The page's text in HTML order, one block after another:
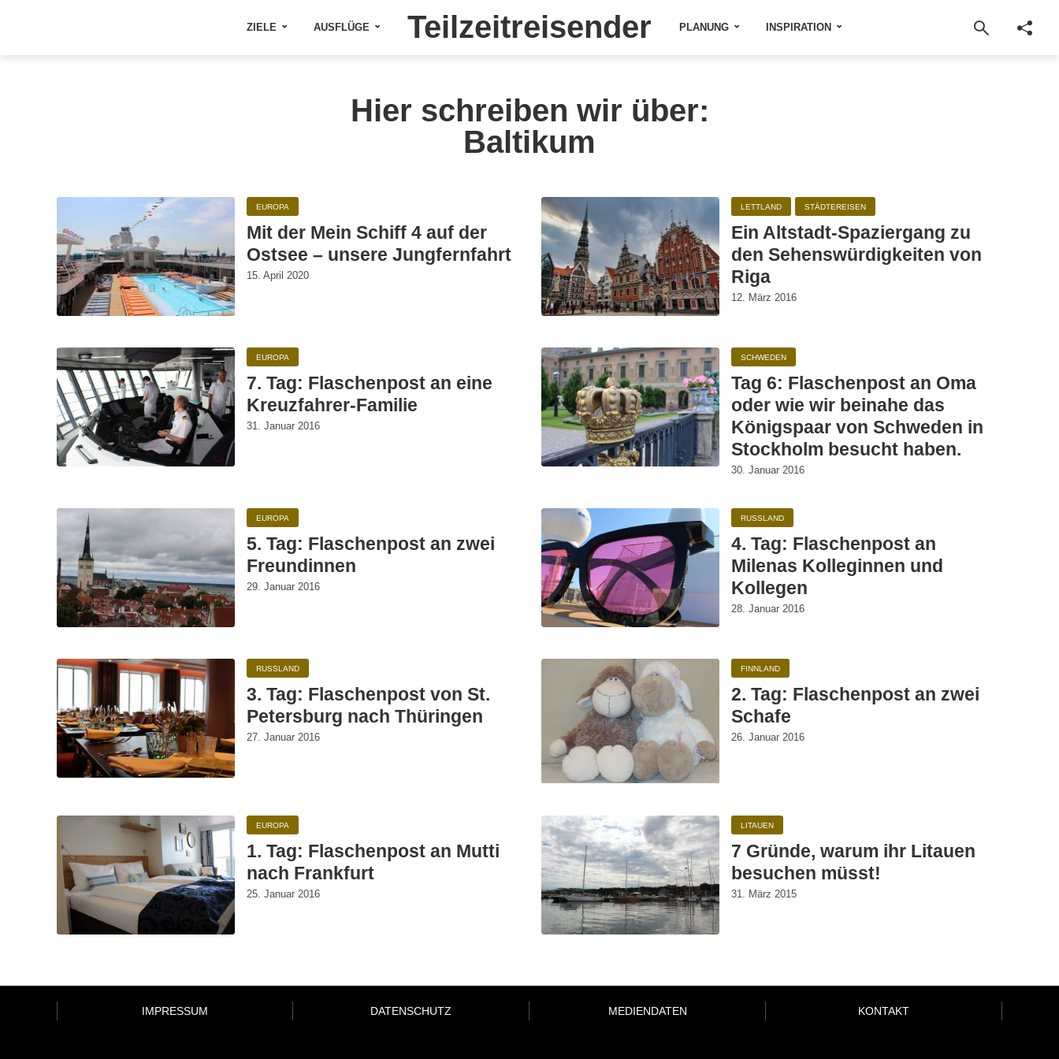
ZIELE AUSFLÜGE Teilzeitreisender PLANUNG INSPIRATION
Hier schreiben wir über:
Baltikum
EUROPA
Mit der Mein Schiff 4 auf der
Ostsee – unsere Jungfernfahrt
15. April 2020
LETTLAND STÄDTEREISEN
Ein Altstadt-Spaziergang zu
den Sehenswürdigkeiten von
Riga
12. März 2016
EUROPA
7. Tag: Flaschenpost an eine
Kreuzfahrer-Familie
31. Januar 2016
SCHWEDEN
Tag 6: Flaschenpost an Oma
oder wie wir beinahe das
Königspaar von Schweden in
Stockholm besucht haben.
30. Januar 2016
EUROPA
5. Tag: Flaschenpost an zwei
Freundinnen
29. Januar 2016
RUSSLAND
4. Tag: Flaschenpost an
Milenas Kolleginnen und
Kollegen
28. Januar 2016
RUSSLAND
3. Tag: Flaschenpost von St.
Petersburg nach Thüringen
27. Januar 2016
FINNLAND
2. Tag: Flaschenpost an zwei
Schafe
26. Januar 2016
EUROPA
1. Tag: Flaschenpost an Mutti
nach Frankfurt
25. Januar 2016
LITAUEN
7 Gründe, warum ihr Litauen
besuchen müsst!
31. März 2015
IMPRESSUM DATENSCHUTZ MEDIENDATEN KONTAKT